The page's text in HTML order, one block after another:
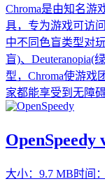
Chroma是由知名游
具，专为游戏可访
中不同色盲类型对
盲)、Deuteranopia(
型，Chroma使游戏
家都能享受到无障
OpenSpeedy
大小： 9.7 MB时间：